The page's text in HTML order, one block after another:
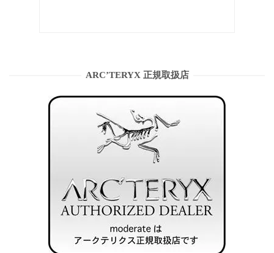
ARC’TERYX 正規取扱店